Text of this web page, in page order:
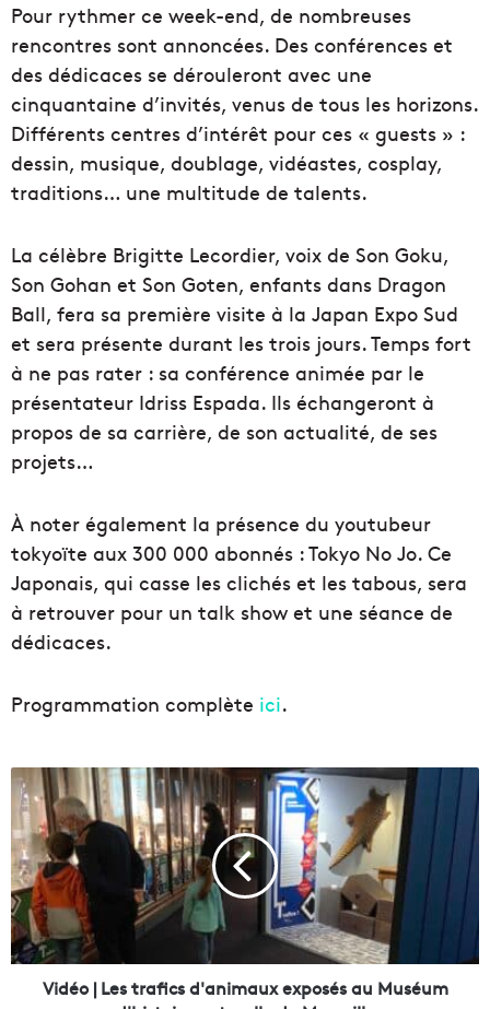
Pour rythmer ce week-end, de nombreuses
rencontres sont annoncées. Des conférences et
des dédicaces se dérouleront avec une
cinquantaine d’invités, venus de tous les horizons.
Différents centres d’intérêt pour ces « guests » :
dessin, musique, doublage, vidéastes, cosplay,
traditions… une multitude de talents.
La célèbre Brigitte Lecordier, voix de Son Goku,
Son Gohan et Son Goten, enfants dans Dragon
Ball, fera sa première visite à la Japan Expo Sud
et sera présente durant les trois jours. Temps fort
à ne pas rater : sa conférence animée par le
présentateur Idriss Espada. Ils échangeront à
propos de sa carrière, de son actualité, de ses
projets…
À noter également la présence du youtubeur
tokyoïte aux 300 000 abonnés : Tokyo No Jo. Ce
Japonais, qui casse les clichés et les tabous, sera
à retrouver pour un talk show et une séance de
dédicaces.
Programmation complète ici.
V
d
é
o
|
L
e
s
Vidéo | Les trafics d'animaux exposés au Muséum